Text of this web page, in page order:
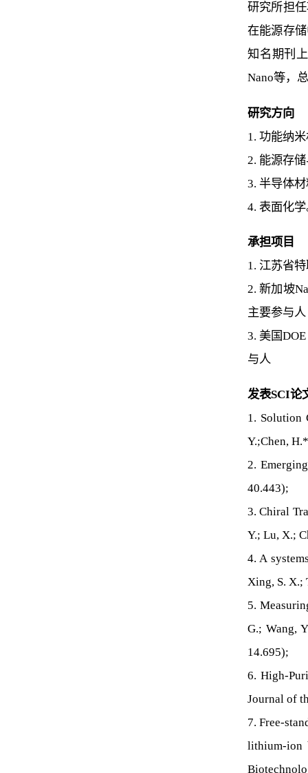
研究所担
在能源存
知名期刊上
Nano等，
研究方向
1. 功能纳
2. 能源存
3. 半导体
4. 表面化
承担项目
1. 江苏省
2. 新加坡
主要参与人
3. 美国
与人
发表SCI
1. Solution
Y.;Chen,
2.
40.443);
3. Chiral
Y.; Lu, X.;
4. A
Xing, S. X.;
5.
G.; Wang,
14.695);
6. High-
Journal of
7. Free-
lithium-ion